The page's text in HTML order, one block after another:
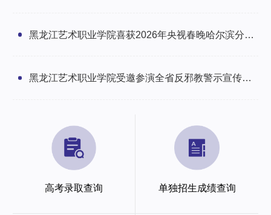
黑龙江艺术职业学院喜获2026年央视春晚哈尔滨分会
场感谢信
黑龙江艺术职业学院受邀参演全省反邪教警示宣传文
高考录取查询 单独招生成绩查询